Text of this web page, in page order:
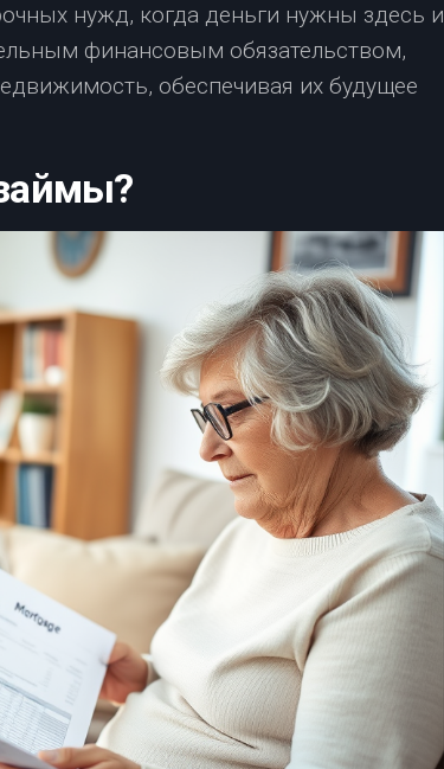
нужд, когда деньги нужны здесь и
финансовым обязательством,
обеспечивая их будущее